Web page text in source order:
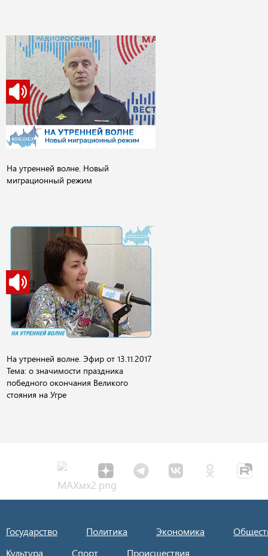
На утренней волне. Новый
миграционный режим
На утренней волне. Эфир от 13.11.2017
Тема: о значимости праздника
победного окончания Великого
стояния на Угре
Государство Политика Экономика
Культура
Спорт Происшествия